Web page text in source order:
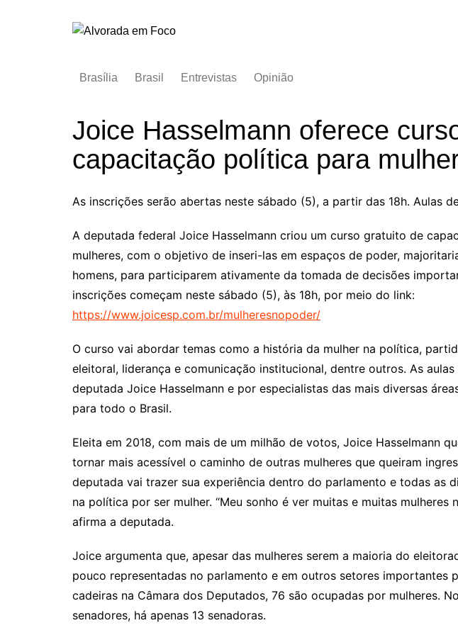
Brasília
Brasil Entrevistas Opinião
Joice Hasselmann oferece
capacitação política para
As inscrições serão abertas neste sábado (5), a partir das 18h. Aulas
A deputada federal Joice Hasselmann criou um curso gratuito de
mulheres, com o objetivo de inseri-las em espaços de poder,
homens, para participarem ativamente da tomada de decisões
inscrições começam neste sábado (5), às 18h, por meio do link:
https://www.joicesp.com.br/mulheresnopoder/
O curso vai abordar temas como a história da mulher na política,
eleitoral, liderança e comunicação institucional, dentre outros. As
deputada Joice Hasselmann e por especialistas das mais diversas
para todo o Brasil.
Eleita em 2018, com mais de um milhão de votos, Joice Hasselmann
tornar mais acessível o caminho de outras mulheres que queiram
deputada vai trazer sua experiência dentro do parlamento e todas as
na política por ser mulher. “Meu sonho é ver muitas e muitas mulheres
afirma a deputada.
Joice argumenta que, apesar das mulheres serem a maioria do
pouco representadas no parlamento e em outros setores importantes
cadeiras na Câmara dos Deputados, 76 são ocupadas por mulheres.
senadores, há apenas 13 senadoras.